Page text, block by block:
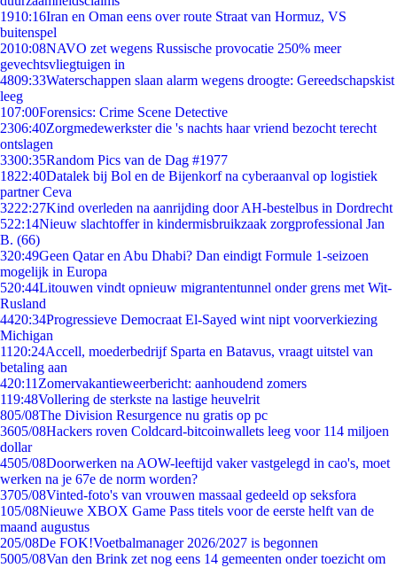
1910:16Iran en Oman eens over route Straat van Hormuz, VS
buitenspel
2010:08NAVO zet wegens Russische provocatie 250% meer
gevechtsvliegtuigen in
4809:33Waterschappen slaan alarm wegens droogte: Gereedschapskist
leeg
107:00Forensics: Crime Scene Detective
2306:40Zorgmedewerkster die 's nachts haar vriend bezocht terecht
ontslagen
3300:35Random Pics van de Dag #1977
1822:40Datalek bij Bol en de Bijenkorf na cyberaanval op logistiek
partner Ceva
3222:27Kind overleden na aanrijding door AH-bestelbus in Dordrecht
522:14Nieuw slachtoffer in kindermisbruikzaak zorgprofessional Jan
B. (66)
320:49Geen Qatar en Abu Dhabi? Dan eindigt Formule 1-seizoen
mogelijk in Europa
520:44Litouwen vindt opnieuw migrantentunnel onder grens met Wit-
Rusland
4420:34Progressieve Democraat El-Sayed wint nipt voorverkiezing
Michigan
11 20:24Accell, moederbedrijf Sparta en Batavus, vraagt uitstel van
betaling aan
420:11 Zomervakantieweerbericht: aanhoudend zomers
119:48Vollering de sterkste na lastige heuvelrit
805/08The Division Resurgence nu gratis op pc
3605/08Hackers roven Coldcard-bitcoinwallets leeg voor 114 miljoen
dollar
4505/08Doorwerken na AOW-leeftijd vaker vastgelegd in cao's, moet
werken na je 67e de norm worden?
3705/08Vinted-foto's van vrouwen massaal gedeeld op seksfora
105/08Nieuwe XBOX Game Pass titels voor de eerste helft van de
maand augustus
205/08De FOK!Voetbalmanager 2026/2027 is begonnen
5005/08Van den Brink zet nog eens 14 gemeenten onder toezicht om